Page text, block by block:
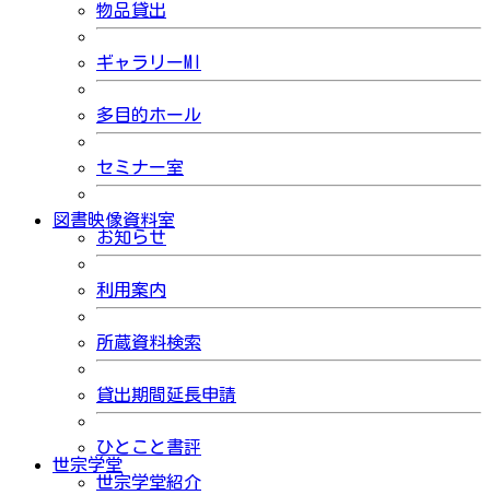
物品貸出
ギャラリーMI
多目的ホール
セミナー室
図書映像資料室
お知らせ
利用案内
所蔵資料検索
貸出期間延長申請
ひとこと書評
世宗学堂
世宗学堂紹介